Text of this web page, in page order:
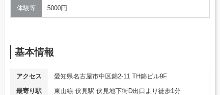
体験等 5000円
基本情報
アクセス
愛知県名古屋市中区錦2-11 TH錦ビル9F
最寄り駅
東山線 伏見駅 伏見地下街D出口より徒歩1分